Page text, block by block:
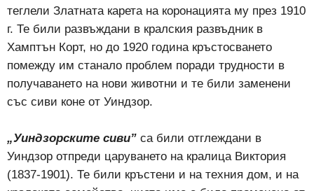
теглели Златната карета на коронацията му през 1910
г. Те били развъждани в кралския развъдник в
Хамптън Корт, но до 1920 година кръстосването
помежду им станало проблем поради трудности в
получаването на нови животни и те били заменени
със сиви коне от Уиндзор.
„Уиндзорските сиви” са били отглеждани в
Уиндзор отпреди царуването на кралица Виктория
(1837-1901). Те били кръстени и на техния дом, и на